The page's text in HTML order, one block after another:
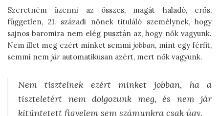
Szeretném üzenni az összes, magát haladó, erős,
független, 21. századi nőnek tituláló személynek, hogy
sajnos baromira nem elég pusztán az, hogy nők vagyunk.
Nem illet meg ezért minket semmijobban, mint egy férfit,
semmi nem jár automatikusan azért, mert nők vagyunk.
Nem tisztelnek ezért minket jobban, ha a
tiszteletért nem dolgozunk meg, és nem jár
kitüntetett figyelem sem számunkra csak úgy.